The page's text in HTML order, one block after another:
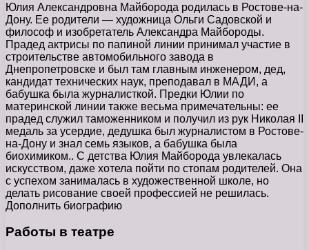
Юлия Александровна Майборода родилась в Ростове-на-
Дону. Ее родители — художница Ольги Садовской и
философ и изобретатель Александра Майбороды.
Прадед актрисы по папиной линии принимал участие в
строительстве автомобильного завода в
Днепропетровске и был там главным инженером, дед,
кандидат технических наук, преподавал в МАДИ, а
бабушка была журналисткой. Предки Юлии по
материнской линии также весьма примечательны: ее
прадед служил таможенником и получил из рук Николая II
медаль за усердие, дедушка был журналистом в Ростове-
на-Дону и знал семь языков, а бабушка была
биохимиком.. С детства Юлия Майборода увлекалась
искусством, даже хотела пойти по стопам родителей. Она
с успехом занималась в художественной школе, но
делать рисование своей профессией не решилась.
Дополнить биографию
Работы в театре